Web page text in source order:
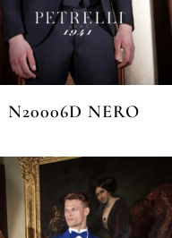
N20006D NERO